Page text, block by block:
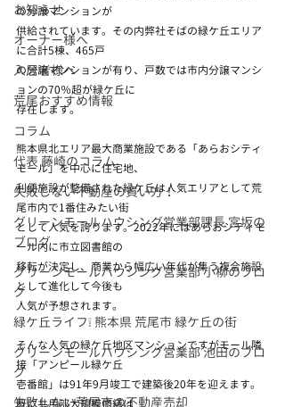
お知らせ
オーナー様へ
入居者様へ
荒尾おすすめ情報
コラム
代表 藤崎のコラム
失敗しない不動産の買い方！
グリーンモールハウシング営業部課長 宮坂の
ブログ
グリーンモールハウシング営業部 小柳のブロ
グ
緑ケ丘ライフ❕ 熊本県 荒尾市 緑ケ丘の街
グリーンモールハウシング営業部 池田のブロ
グ
失敗しない荒尾市の不動産売却
の分譲マンションが
供給されています。その内弊社そばの緑ケ丘エリア
に合計5棟、465戸
の分譲マンションが有り、戸数では市内分譲マンシ
ョンの70％超が緑ケ丘に
存在します。
熊本県北エリア最大商業施設である「あらおシティ
モール」を中心に住宅地、
利便施設が整備された緑ケ丘は人気エリアとして荒
尾市内で1番住みたい街
として人気を誇ります。2022年にはあらおシティモ
ール内に市立図書館の
移転が決定し、商業から幅広い年代が集う複合施設
として進化して今後も
人気が予想されます。
そんな人気の緑ケ丘地区マンションですがモール隣
接「アンピール緑ケ丘
壱番館」は91年9月竣工で建築後20年を迎えます。
既に共用部大規模修繕は